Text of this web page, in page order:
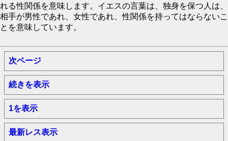
れる性関係を意味します。イエスの言葉は、独身を保つ人は、
相手が男性であれ、女性であれ、性関係を持ってはならないこ
とを意味しています。
次ページ
続きを表示
1を表示
最新レス表示